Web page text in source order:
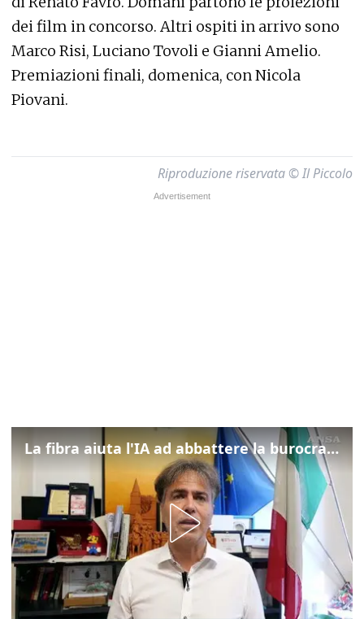
dei film in concorso. Altri ospiti in arrivo sono
Marco Risi, Luciano Tovoli e Gianni Amelio.
Premiazioni finali, domenica, con Nicola
Piovani.
Riproduzione riservata © Il Piccolo
La fibra aiuta l'IA ad abbattere la burocrazia, progetto pilota in Veneto